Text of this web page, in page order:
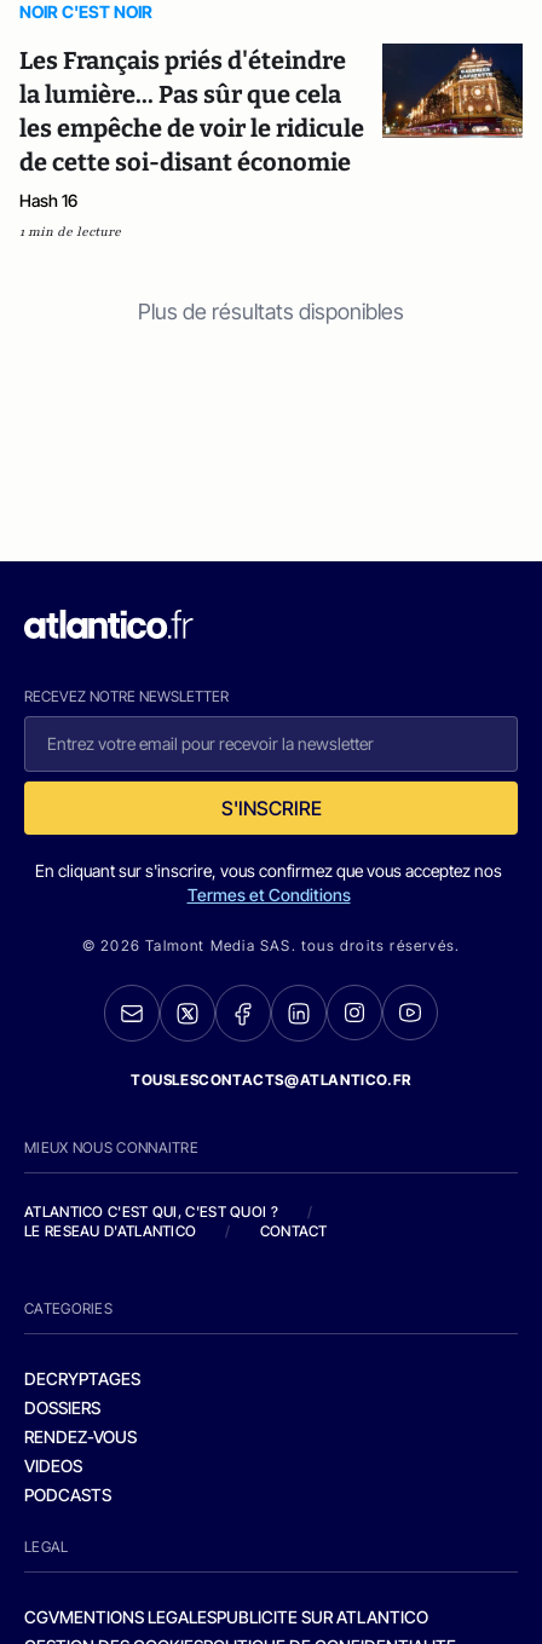
NOIR C'EST NOIR
Les Français priés d'éteindre
la lumière... Pas sûr que cela
les empêche de voir le ridicule
de cette soi-disant économie
Hash 16
1 min de lecture
Plus de résultats disponibles
RECEVEZ NOTRE NEWSLETTER
S'INSCRIRE
En cliquant sur s'inscrire, vous confirmez que vous acceptez nos
Termes et Conditions
© 2026 Talmont Media SAS. tous droits réservés.
TOUSLESCONTACTS@ATLANTICO.FR
MIEUX NOUS CONNAITRE
ATLANTICO C'EST QUI, C'EST QUOI ?
/
LE RESEAU D'ATLANTICO
/ CONTACT
CATEGORIES
DECRYPTAGES
DOSSIERS
RENDEZ-VOUS
VIDEOS
PODCASTS
LEGAL
CGVMENTIONS LEGALESPUBLICITE SUR ATLANTICO